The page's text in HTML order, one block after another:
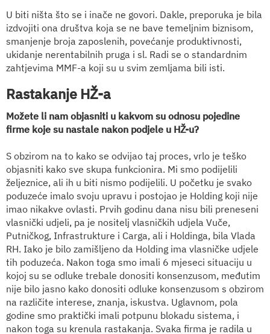
U biti ništa što se i inače ne govori. Dakle, preporuka je bila
izdvojiti ona društva koja se ne bave temeljnim biznisom,
smanjenje broja zaposlenih, povećanje produktivnosti,
ukidanje nerentabilnih pruga i sl. Radi se o standardnim
zahtjevima MMF-a koji su u svim zemljama bili isti.
Rastakanje HŽ-a
Možete li nam objasniti u kakvom su odnosu pojedine
firme koje su nastale nakon podjele u HŽ-u?
S obzirom na to kako se odvijao taj proces, vrlo je teško
objasniti kako sve skupa funkcionira. Mi smo podijelili
željeznice, ali ih u biti nismo podijelili. U početku je svako
poduzeće imalo svoju upravu i postojao je Holding koji nije
imao nikakve ovlasti. Prvih godinu dana nisu bili preneseni
vlasnički udjeli, pa je nositelj vlasničkih udjela Vuče,
Putničkog, Infrastrukture i Carga, ali i Holdinga, bila Vlada
RH. Iako je bilo zamišljeno da Holding ima vlasničke udjele
tih poduzeća. Nakon toga smo imali 6 mjeseci situaciju u
kojoj su se odluke trebale donositi konsenzusom, međutim
nije bilo jasno kako donositi odluke konsenzusom s obzirom
na različite interese, znanja, iskustva. Uglavnom, pola
godine smo praktički imali potpunu blokadu sistema, i
nakon toga su krenula rastakanja. Svaka firma je radila u